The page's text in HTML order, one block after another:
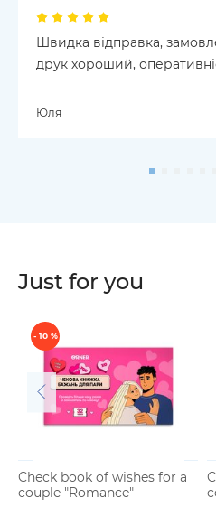
Швидка відправка,
друк хороший,
Юля
Just for you
- 10 %
Check book of wishes for a
couple "Romance"